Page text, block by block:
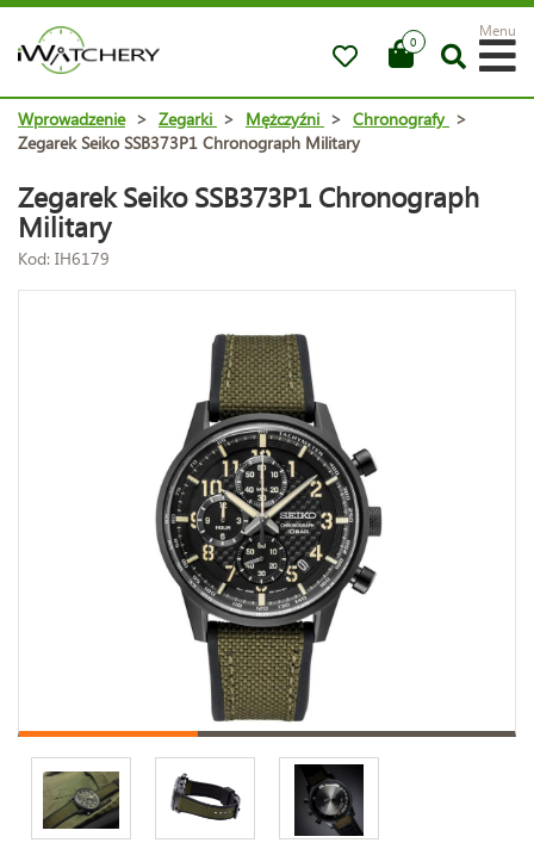
0
Menu
Wprowadzenie > Zegarki > Mężczyźni > Chronografy >
Zegarek Seiko SSB373P1 Chronograph Military
Zegarek Seiko SSB373P1 Chronograph
Military
Kod: IH6179